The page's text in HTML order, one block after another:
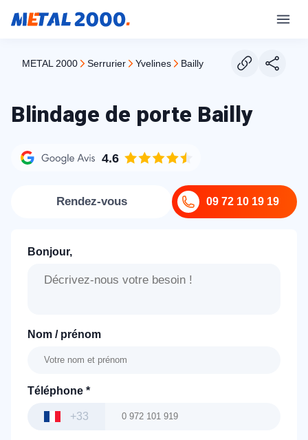
METAL 2000 serrurier yvelines bailly
Blindage de porte Bailly
4.6
09 72 10 19 19
Rendez-vous
Bonjour,
Nom / prénom
Téléphone *
+33